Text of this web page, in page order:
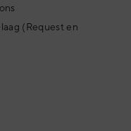
(Request en